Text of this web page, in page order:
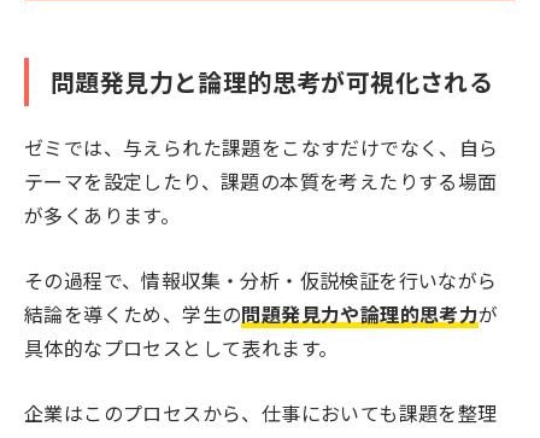
問題発見力と論理的思考が可視化される
ゼミでは、与えられた課題をこなすだけでなく、自ら
テーマを設定したり、課題の本質を考えたりする場面
が多くあります。
その過程で、情報収集・分析・仮説検証を行いながら
結論を導くため、学生の問題発見力や論理的思考力が
具体的なプロセスとして表れます。
企業はこのプロセスから、仕事においても課題を整理